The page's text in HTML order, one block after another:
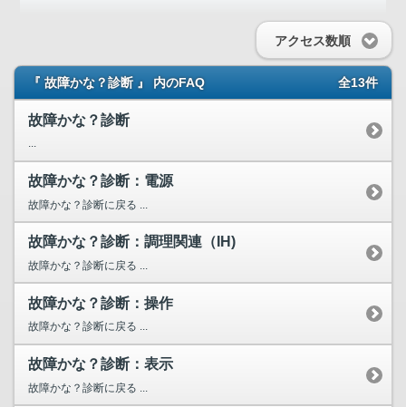
アクセス数順
『 故障かな？診断 』 内のFAQ 全13件
故障かな？診断
...
故障かな？診断：電源
故障かな？診断に戻る ...
故障かな？診断：調理関連（IH)
故障かな？診断に戻る ...
故障かな？診断：操作
故障かな？診断に戻る ...
故障かな？診断：表示
故障かな？診断に戻る ...